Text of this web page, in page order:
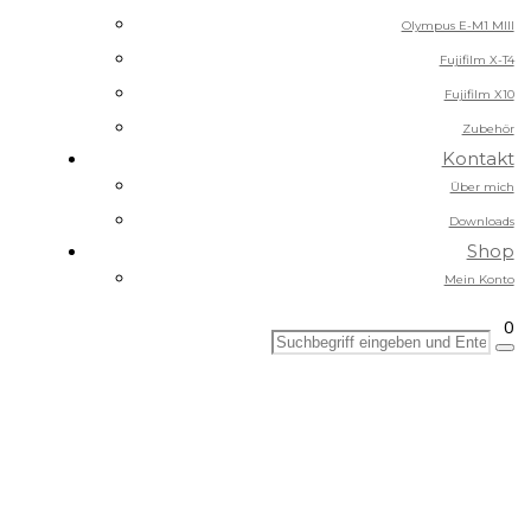
Olympus E-M1 MIII
Fujifilm X-T4
Fujifilm X10
Zubehör
Kontakt
Über mich
Downloads
Shop
Mein Konto
0